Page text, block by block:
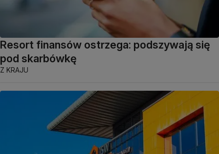
Resort finansów ostrzega: podszywają się
pod skarbówkę
Z KRAJU